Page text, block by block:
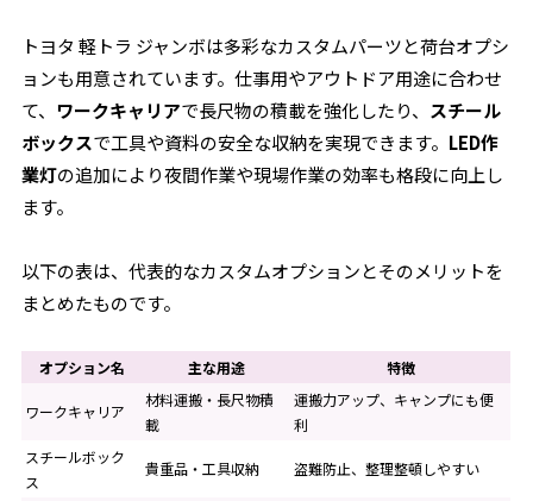
トヨタ 軽トラ ジャンボは多彩なカスタムパーツと荷台オプシ
ョンも用意されています。仕事用やアウトドア用途に合わせ
て、 ワークキャリアで長尺物の積載を強化したり、 スチール
ボックスで工具や資料の安全な収納を実現できます。 LED作
業灯の追加により夜間作業や現場作業の効率も格段に向上し
ます。
以下の表は、代表的なカスタムオプションとそのメリットを
まとめたものです。
オプション名 主な用途 特徴
ワークキャリア
材料運搬・長尺物積
載
運搬力アップ、キャンプにも便
利
スチールボック
ス
貴重品・工具収納 盗難防止、整理整頓しやすい